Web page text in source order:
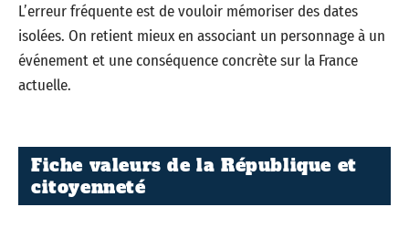
L’erreur fréquente est de vouloir mémoriser des dates
isolées. On retient mieux en associant un personnage à un
événement et une conséquence concrète sur la France
actuelle.
Fiche valeurs de la République et
citoyenneté